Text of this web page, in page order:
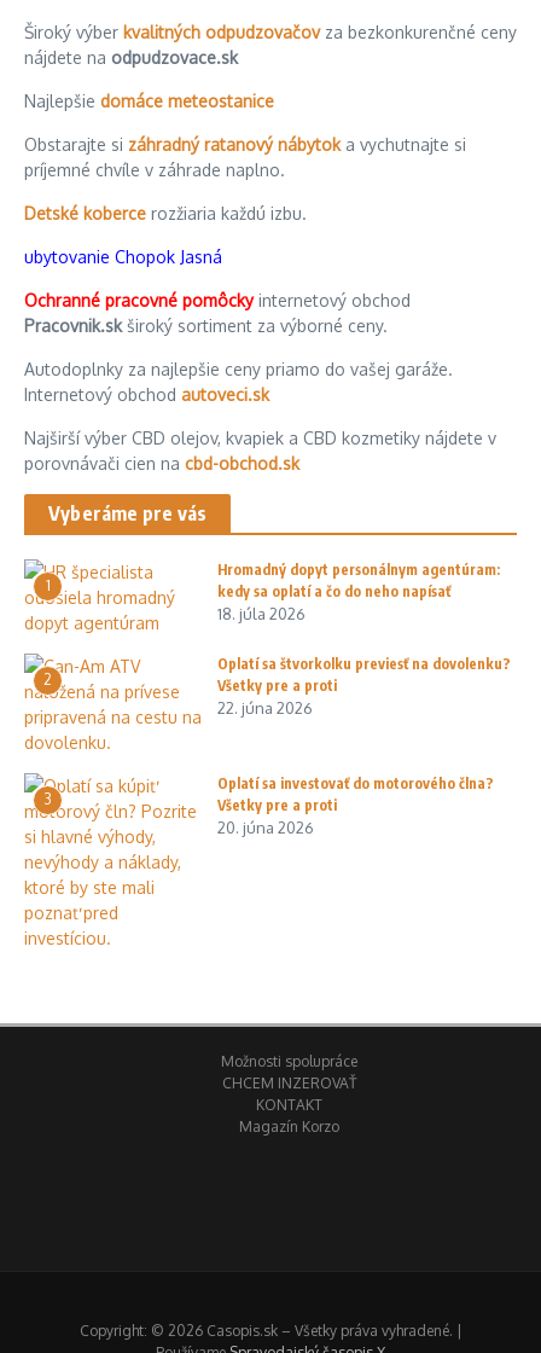
Široký výber kvalitných odpudzovačovza bezkonkurenčné ceny
nájdete na odpudzovace.sk
Najlepšie domáce meteostanice
Obstarajte si záhradný ratanový nábytoka vychutnajte si
príjemné chvíle v záhrade naplno.
Detské koberce rozžiaria každú izbu.
ubytovanie Chopok Jasná
Ochranné pracovné pomôckyinternetový obchod
Pracovnik.skširoký sortiment za výborné ceny.
Autodoplnky za najlepšie ceny priamo do vašej garáže.
Internetový obchod autoveci.sk
Najširší výber CBD olejov, kvapiek a CBD kozmetiky nájdete v
porovnávači cien na cbd-obchod.sk
Vyberáme pre vás
1
Hromadný dopyt personálnym agentúram:
kedy sa oplatí a čo do neho napísať
18. júla 2026
2
Oplatí sa štvorkolku previesť na dovolenku?
Všetky pre a proti
22. júna 2026
3
Oplatí sa investovať do motorového člna?
Všetky pre a proti
20. júna 2026
Možnosti spolupráce
CHCEM INZEROVAŤ
KONTAKT
Magazín Korzo
Copyright: © 2026 Casopis.sk – Všetky práva vyhradené. |